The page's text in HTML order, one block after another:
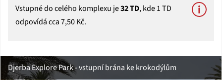
Vstupné do celého komplexu je32 TD, kde 1 TD
odpovídá cca 7,50 Kč.
Djerba Explore Park - vstupní brána ke krokodýlům